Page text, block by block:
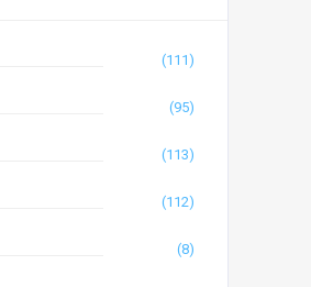
(111)
(95)
(113)
(112)
(8)